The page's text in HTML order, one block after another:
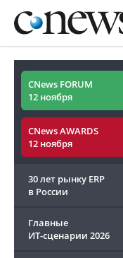
CNews FORUM
12 ноября
CNews AWARDS
12 ноября
30 лет рынку ERP
в России
Главные
ИТ-сценарии 2026